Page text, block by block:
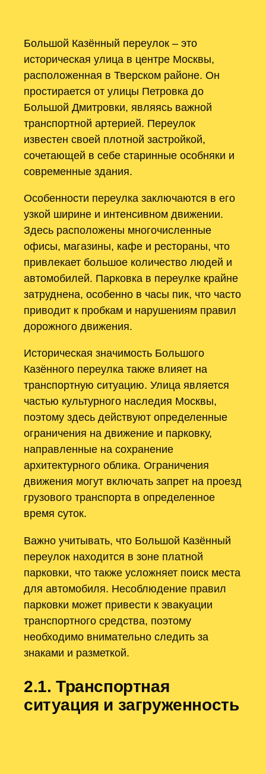
Большой Казённый переулок – это
историческая улица в центре Москвы,
расположенная в Тверском районе. Он
простирается от улицы Петровка до
Большой Дмитровки, являясь важной
транспортной артерией. Переулок
известен своей плотной застройкой,
сочетающей в себе старинные особняки и
современные здания.
Особенности переулка заключаются в его
узкой ширине и интенсивном движении.
Здесь расположены многочисленные
офисы, магазины, кафе и рестораны, что
привлекает большое количество людей и
автомобилей. Парковка в переулке крайне
затруднена, особенно в часы пик, что часто
приводит к пробкам и нарушениям правил
дорожного движения.
Историческая значимость Большого
Казённого переулка также влияет на
транспортную ситуацию. Улица является
частью культурного наследия Москвы,
поэтому здесь действуют определенные
ограничения на движение и парковку,
направленные на сохранение
архитектурного облика. Ограничения
движения могут включать запрет на проезд
грузового транспорта в определенное
время суток.
Важно учитывать, что Большой Казённый
переулок находится в зоне платной
парковки, что также усложняет поиск места
для автомобиля. Несоблюдение правил
парковки может привести к эвакуации
транспортного средства, поэтому
необходимо внимательно следить за
знаками и разметкой.
2.1. Транспортная
ситуация и загруженность